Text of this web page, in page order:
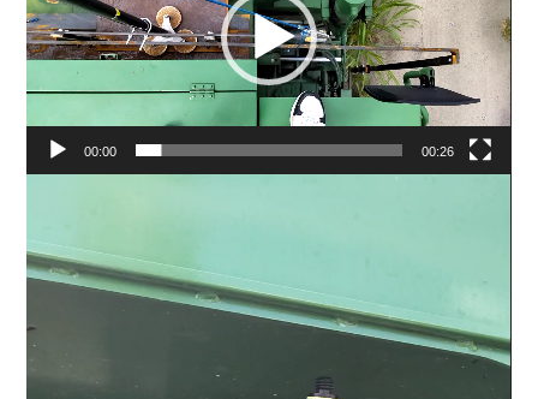
ー
ヤ
ー
00:00 00:26
レ
ー
ー